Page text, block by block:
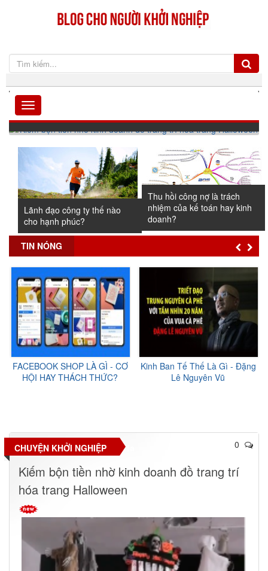
Kiếm bộn tiền nhờ kinh doanh đồ trang trí hóa trang
Halloween
Lãnh đạo công ty thế nào
cho hạnh phúc?
Thu hồi công nợ là trách
nhiệm của kế toán hay kinh
doanh?
TIN NÓNG
FACEBOOK SHOP LÀ GÌ - CƠ
HỘI HAY THÁCH THỨC?
Kinh Ban Tế Thế Là Gì - Đặng
Lê Nguyên Vũ
CHUYỆN KHỞI NGHIỆP 0
Kiếm bộn tiền nhờ kinh doanh đồ trang trí
hóa trang Halloween